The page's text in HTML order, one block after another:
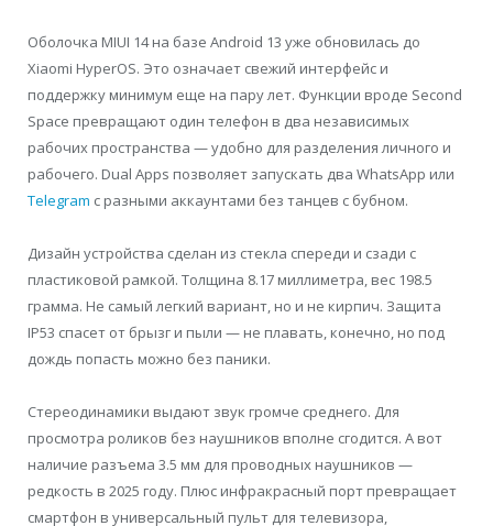
Оболочка MIUI 14 на базе Android 13 уже обновилась до
Xiaomi HyperOS. Это означает свежий интерфейс и
поддержку минимум еще на пару лет. Функции вроде Second
Space превращают один телефон в два независимых
рабочих пространства — удобно для разделения личного и
рабочего. Dual Apps позволяет запускать два WhatsApp или
Telegram с разными аккаунтами без танцев с бубном.
Дизайн устройства сделан из стекла спереди и сзади с
пластиковой рамкой. Толщина 8.17 миллиметра, вес 198.5
грамма. Не самый легкий вариант, но и не кирпич. Защита
IP53 спасет от брызг и пыли — не плавать, конечно, но под
дождь попасть можно без паники.
Стереодинамики выдают звук громче среднего. Для
просмотра роликов без наушников вполне сгодится. А вот
наличие разъема 3.5 мм для проводных наушников —
редкость в 2025 году. Плюс инфракрасный порт превращает
смартфон в универсальный пульт для телевизора,